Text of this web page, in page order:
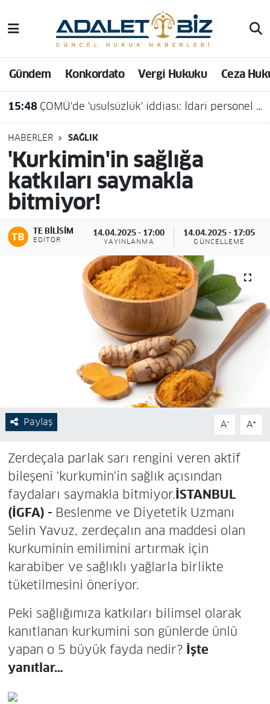
Gündem Konkordato Vergi Hukuku Ceza
15:48 ÇOMÜ'de 'usulsüzlük' iddiası: İdari personel açığa alındı
HABERLER SAĞLIK
'Kurkimin'in sağlığa
katkıları saymakla
bitmiyor!
TE BILISIM
EDITÖR
14.04.2025 - 17:00
YAYINLANMA
14.04.2025 - 17:05
GÜNCELLEME
Paylaş A- A+
Zerdeçala parlak sarı rengini veren aktif
bileşeni 'kurkumin'in sağlık açısından
faydaları saymakla bitmiyor.İSTANBUL
(İGFA) - Beslenme ve Diyetetik Uzmanı
Selin Yavuz, zerdeçalın ana maddesi olan
kurkuminin emilimini artırmak için
karabiber ve sağlıklı yağlarla birlikte
tüketilmesini öneriyor.
Peki sağlığımıza katkıları bilimsel olarak
kanıtlanan kurkumini son günlerde ünlü
yapan o 5 büyük fayda nedir? İşte
yanıtlar…
Hava Durumu
Trafik Durumu
Süper Lig Puan Durumu ve Fikstür
Tüm Manşetler
Son Dakika Haberleri
Haber Arşivi